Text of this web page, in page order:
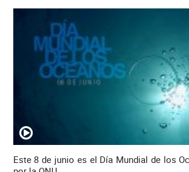
Este 8 de junio es el Día Mundial de los